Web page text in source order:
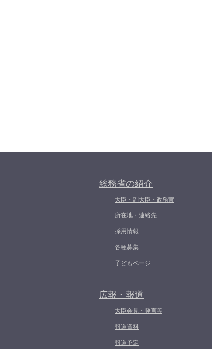
総務省の紹介
大臣・副大臣・政務官
所在地・連絡先
採用情報
各種募集
子どもページ
広報・報道
大臣会見・発言等
報道資料
報道予定